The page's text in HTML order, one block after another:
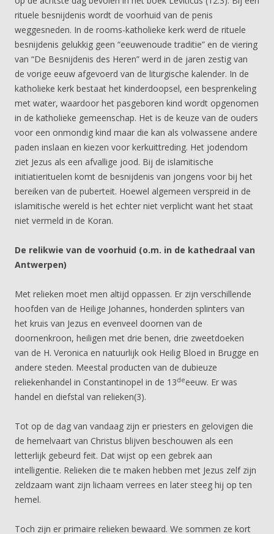
rituele besnijdenis wordt de voorhuid van de penis
weggesneden. In de rooms-katholieke kerk werd de rituele
besnijdenis gelukkig geen “eeuwenoude traditie” en de viering
van “De Besnijdenis des Heren” werd in de jaren zestig van
de vorige eeuw afgevoerd van de liturgische kalender. In de
katholieke kerk bestaat het kinderdoopsel, een besprenkeling
met water, waardoor het pasgeboren kind wordt opgenomen
in de katholieke gemeenschap. Het is de keuze van de ouders
voor een onmondig kind maar die kan als volwassene andere
paden inslaan en kiezen voor kerkuittreding. Het jodendom
ziet Jezus als een afvallige jood. Bij de islamitische
initiatierituelen komt de besnijdenis van jongens voor bij het
bereiken van de puberteit. Hoewel algemeen verspreid in de
islamitische wereld is het echter niet verplicht want het staat
niet vermeld in de Koran.
De relikwie van de voorhuid (o.m. in de kathedraal van
Antwerpen)
Met relieken moet men altijd oppassen. Er zijn verschillende
hoofden van de Heilige Johannes, honderden splinters van
het kruis van Jezus en evenveel doornen van de
doornenkroon, heiligen met drie benen, drie zweetdoeken
van de H. Veronica en natuurlijk ook Heilig Bloed in Brugge en
andere steden. Meestal producten van de dubieuze
reliekenhandel in Constantinopel in de 13deeeuw. Er was
handel en diefstal van relieken(3).
Tot op de dag van vandaag zijn er priesters en gelovigen die
de hemelvaart van Christus blijven beschouwen als een
letterlijk gebeurd feit. Dat wijst op een gebrek aan
intelligentie. Relieken die te maken hebben met Jezus zelf zijn
zeldzaam want zijn lichaam verrees en later steeg hij op ten
hemel.
Toch zijn er primaire relieken bewaard. We sommen ze kort